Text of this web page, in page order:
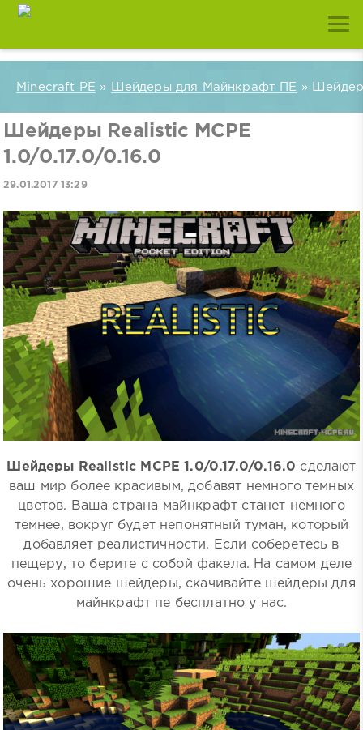
Minecraft PE » Шейдеры для Майнкрафт ПЕ »
Шейдеры Realistic MCPE
1.0/0.17.0/0.16.0
29.01.2017 13:29
Шейдеры Realistic MCPE 1.0/0.17.0/0.16.0 сделают
ваш мир более красивым, добавят немного темных
цветов. Ваша страна майнкрафт станет немного
темнее, вокруг будет непонятный туман, который
добавляет реалистичности. Если соберетесь в
пещеру, то берите с собой факела. На самом деле
очень хорошие шейдеры, скачивайте шейдеры для
майнкрафт пе бесплатно у нас.